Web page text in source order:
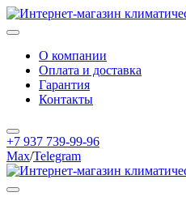
О компании
Оплата и доставка
Гарантия
Контакты
+7 937 739-99-96
Max/Telegram